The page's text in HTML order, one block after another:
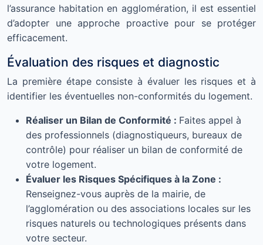
l’assurance habitation en agglomération, il est essentiel
d’adopter une approche proactive pour se protéger
efficacement.
Évaluation des risques et diagnostic
La première étape consiste à évaluer les risques et à
identifier les éventuelles non-conformités du logement.
Réaliser un Bilan de Conformité : Faites appel à
des professionnels (diagnostiqueurs, bureaux de
contrôle) pour réaliser un bilan de conformité de
votre logement.
Évaluer les Risques Spécifiques à la Zone :
Renseignez-vous auprès de la mairie, de
l’agglomération ou des associations locales sur les
risques naturels ou technologiques présents dans
votre secteur.